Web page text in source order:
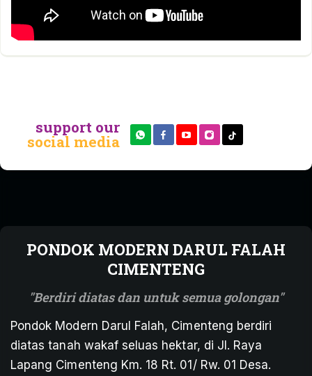
support our
social media
PONDOK MODERN DARUL FALAH
CIMENTENG
Berdiri diatas dan untuk semua golongan
Pondok Modern Darul Falah, Cimenteng berdiri
diatas tanah wakaf seluas hektar, di Jl. Raya
Lapang Cimenteng Km. 18 Rt. 01/ Rw. 01 Desa.